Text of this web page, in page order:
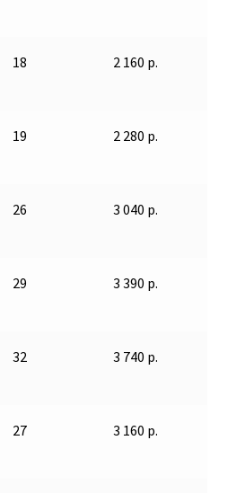
18 2 160 р.
19 2 280 р.
26 3 040 р.
29 3 390 р.
32 3 740 р.
27 3 160 р.